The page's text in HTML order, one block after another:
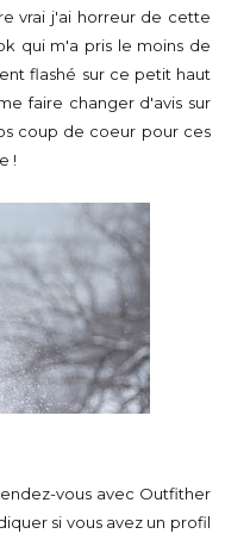
vrai j'ai horreur de cette
qui m'a pris le moins de
flashé sur ce petit haut
faire changer d'avis sur
coup de coeur pour ces
!
vous avec Outfither
si vous avez un profil